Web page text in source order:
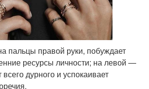
пальцы правой руки, побуждает
ресурсы личности; на левой —
дурного и успокаивает